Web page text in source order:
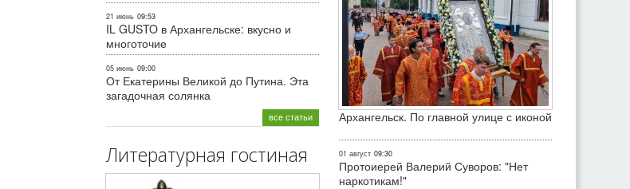
21 июнь 09:53
IL GUSTO в Архангельске: вкусно и
многоточие
05 июнь 09:00
От Екатерины Великой до Путина. Эта
загадочная солянка
все статьи
Литературная гостиная
Архангельск. По главной улице с иконой
01 август 09:30
Протоиерей Валерий Суворов: "Нет
наркотикам!"